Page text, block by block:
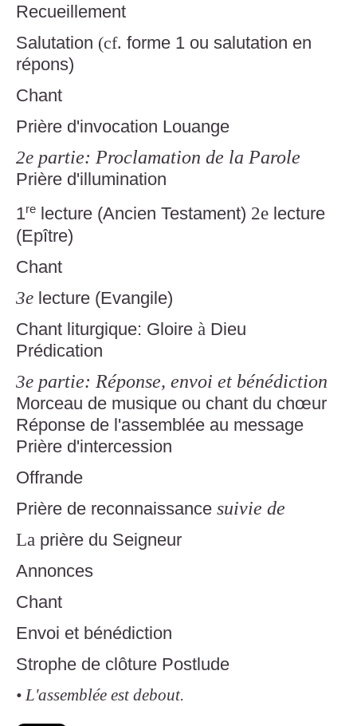
Recueillement
Salutation (cf. forme 1 ou salutation en
répons)
Chant
Prière d'invocation Louange
2e partie: Proclamation de la Parole
Prière d'illumination
1re lecture (Ancien Testament) 2e lecture
(Epître)
Chant
3e lecture (Evangile)
Chant liturgique: Gloire à Dieu
Prédication
3e partie: Réponse, envoi et bénédiction
Morceau de musique ou chant du chœur
Réponse de l'assemblée au message
Prière d'intercession
Offrande
Prière de reconnaissance suivie de
La prière du Seigneur
Annonces
Chant
Envoi et bénédiction
Strophe de clôture Postlude
• L'assemblée est debout.